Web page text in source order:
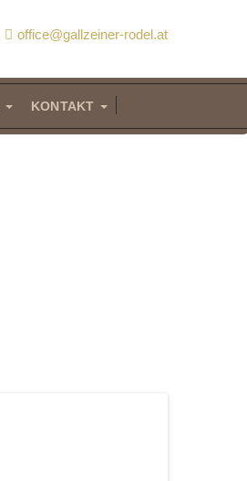
office@gallzeiner-rodel.at
KONTAKT